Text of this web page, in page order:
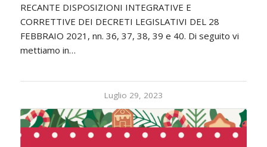
RECANTE DISPOSIZIONI INTEGRATIVE E
CORRETTIVE DEI DECRETI LEGISLATIVI DEL 28
FEBBRAIO 2021, nn. 36, 37, 38, 39 e 40. Di seguito vi
mettiamo in…
Luglio 29, 2023